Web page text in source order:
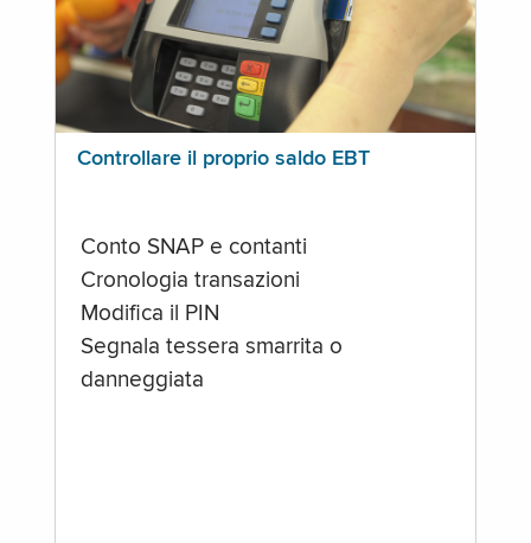
Controllare il proprio saldo EBT
Conto SNAP e contanti
Cronologia transazioni
Modifica il PIN
Segnala tessera smarrita o
danneggiata